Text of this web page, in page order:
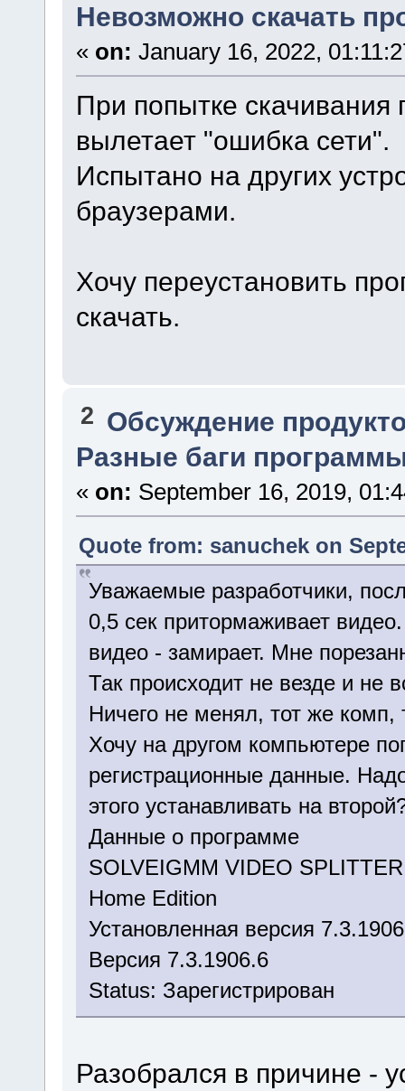
Невозможно скачать
« on: January 16, 2022,
При попытке
вылетает "ошибка сети".
Испытано на других
браузерами.
Хочу переустановить
скачать.
2 Обсуждение
Разные баги
« on: September 16, 2019,
Quote from: sanuchek on
Уважаемые разработчики,
0,5 сек притормаживает
видео - замирает. Мне
Так происходит не везде и не
Ничего не менял, тот же комп,
Хочу на другом компьютере
регистрационные данные.
этого устанавливать на
Данные о программе
SOLVEIGMM VIDEO SPLITTER
Home Edition
Установленная версия
Версия 7.3.1906.6
Status: Зарегистрирован
Разобрался в причине -